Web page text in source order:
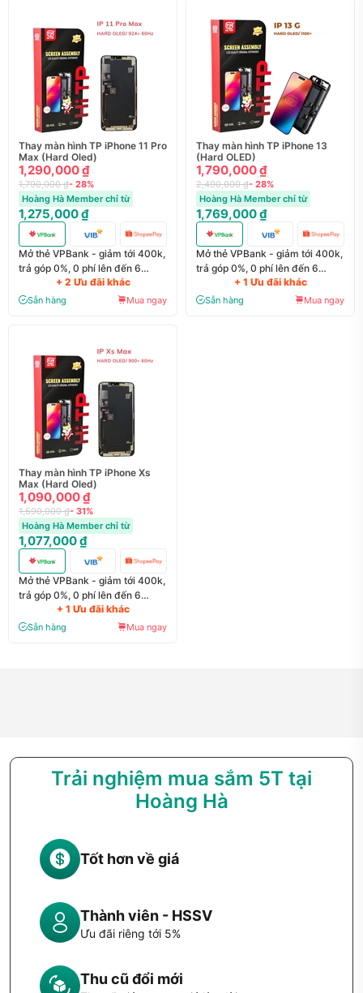
Thay màn hình TP iPhone 11 Pro
Max (Hard Oled)
1,290,000 ₫
1,790,000 ₫- 28%
Hoàng Hà Member chỉ từ
1,275,000 ₫
Mở thẻ VPBank - giảm tới 400k,
trả góp 0%, 0 phí lên đến 6
+ 2 Ưu đãi khác
Sẵn hàng Mua ngay
Thay màn hình TP iPhone 13
(Hard OLED)
1,790,000 ₫
2,490,000 ₫- 28%
Hoàng Hà Member chỉ từ
1,769,000 ₫
Mở thẻ VPBank - giảm tới 400k,
trả góp 0%, 0 phí lên đến 6
+ 1 Ưu đãi khác
Sẵn hàng Mua ngay
Thay màn hình TP iPhone Xs
Max (Hard Oled)
1,090,000 ₫
1,590,000 ₫- 31%
Hoàng Hà Member chỉ từ
1,077,000 ₫
Mở thẻ VPBank - giảm tới 400k,
trả góp 0%, 0 phí lên đến 6
+ 1 Ưu đãi khác
Sẵn hàng Mua ngay
Trải nghiệm mua sắm 5T tại
Hoàng Hà
Tốt hơn về giá
Thành viên - HSSV
Ưu đãi riêng tới 5%
Thu cũ đổi mới